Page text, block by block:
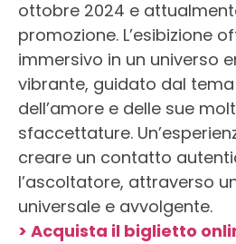
ottobre 2024 e
promozione. L’esibizione
immersivo in un universo
vibrante, guidato dal
dell’amore e delle sue
sfaccettature.
creare un contatto
l’ascoltatore, attraverso
universale e avvolgente.
> Acquista il biglietto